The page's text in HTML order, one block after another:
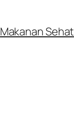
Makanan Sehat